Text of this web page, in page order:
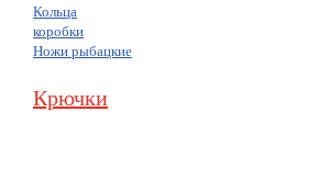
Кольца
коробки
Ножи рыбацкие
Крючки